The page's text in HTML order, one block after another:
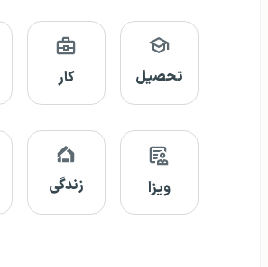
تحصیل کار
ویزا زندگی